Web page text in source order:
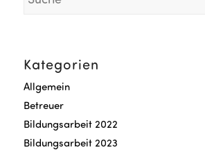
Kategorien
Allgemein
Betreuer
Bildungsarbeit 2022
Bildungsarbeit 2023